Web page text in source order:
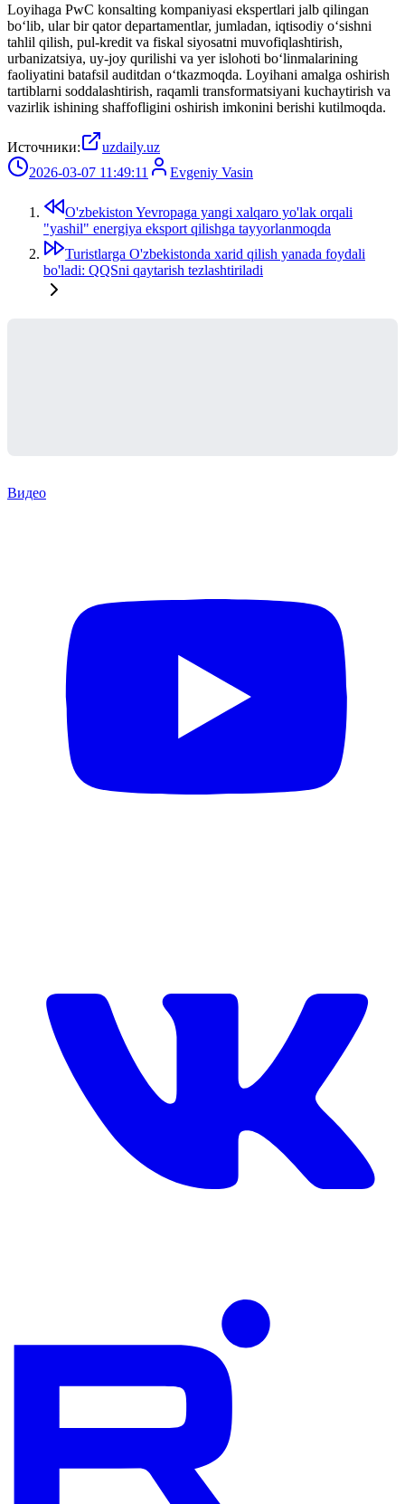
Loyihaga PwC konsalting kompaniyasi ekspertlari jalb qilingan
boʻlib, ular bir qator departamentlar, jumladan, iqtisodiy oʻsishni
tahlil qilish, pul-kredit va fiskal siyosatni muvofiqlashtirish,
urbanizatsiya, uy-joy qurilishi va yer islohoti boʻlinmalarining
faoliyatini batafsil auditdan oʻtkazmoqda. Loyihani amalga oshirish
tartiblarni soddalashtirish, raqamli transformatsiyani kuchaytirish va
vazirlik ishining shaffofligini oshirish imkonini berishi kutilmoqda.
Источники:
uzdaily.uz
2026-03-07 11:49:11
Evgeniy Vasin
O'zbekiston Yevropaga yangi xalqaro yo'lak orqali
"yashil" energiya eksport qilishga tayyorlanmoqda
Turistlarga O'zbekistonda xarid qilish yanada foydali
bo'ladi: QQSni qaytarish tezlashtiriladi
Видео